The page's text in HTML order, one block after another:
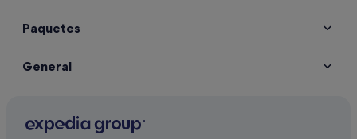
Paquetes
General